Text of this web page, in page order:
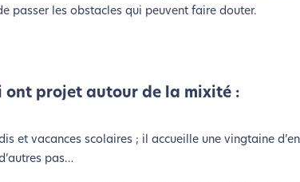
passer les obstacles qui peuvent faire douter.
ont projet autour de la mixité :
et vacances scolaires ; il accueille une vingtaine
pas…